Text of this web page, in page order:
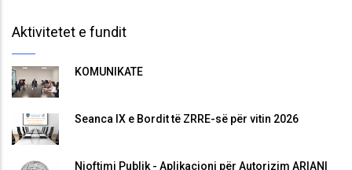
Aktivitetet e fundit
KOMUNIKATË
Seanca IX e Bordit të ZRRE-së për vitin 2026
Njoftimi Publik - Aplikacioni për Autorizim ARIANI